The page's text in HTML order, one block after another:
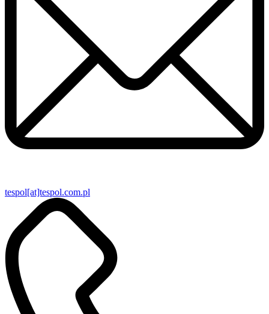
tespol[at]tespol.com.pl